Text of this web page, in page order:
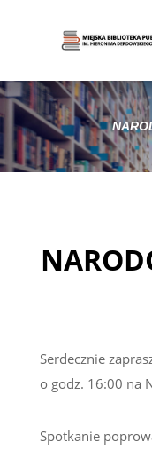
Serdecznie
o godz. 16:00 na
Spotkanie